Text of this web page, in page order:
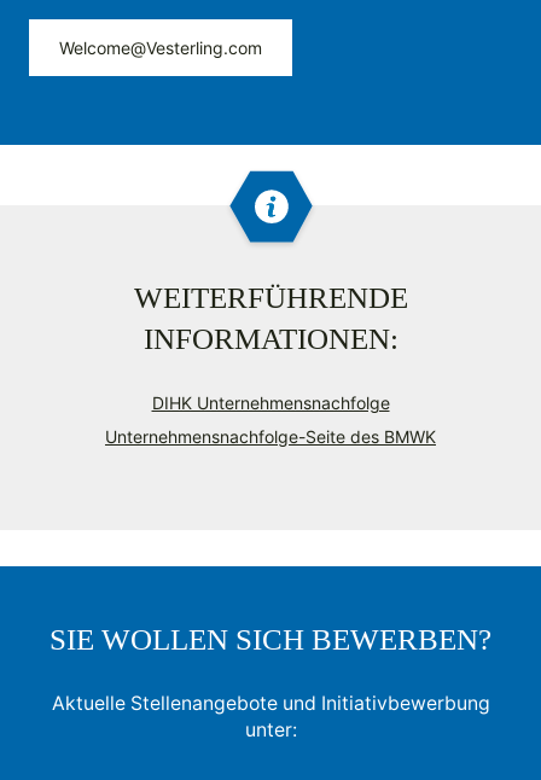
Welcome@Vesterling.com
WEITERFÜHRENDE
INFORMATIONEN:
DIHK Unternehmensnachfolge
Unternehmensnachfolge-Seite des BMWK
SIE WOLLEN SICH BEWERBEN?
Aktuelle Stellenangebote und Initiativbewerbung
unter: